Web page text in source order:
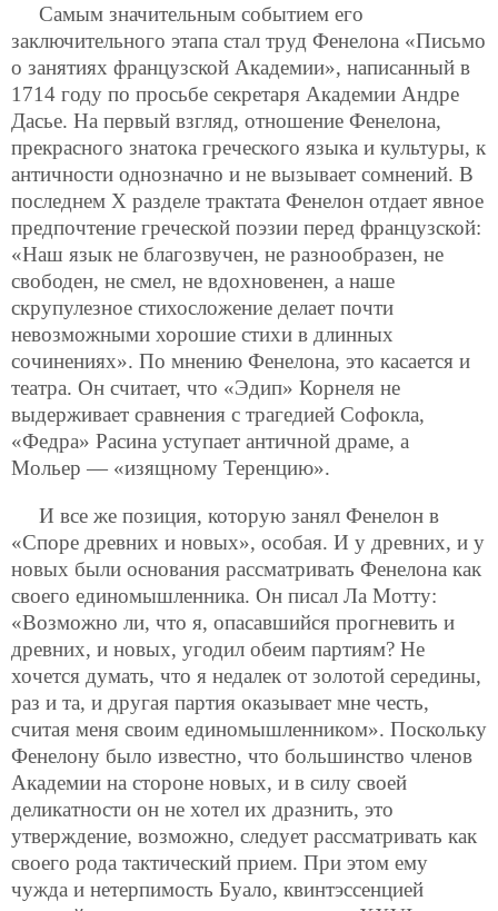
Самым значительным событием его
заключительного этапа стал труд Фенелона «Письмо
о занятиях французской Академии», написанный в
1714 году по просьбе секретаря Академии Андре
Дасье. На первый взгляд, отношение Фенелона,
прекрасного знатока греческого языка и культуры, к
античности однозначно и не вызывает сомнений. В
последнем X разделе трактата Фенелон отдает явное
предпочтение греческой поэзии перед французской:
«Наш язык не благозвучен, не разнообразен, не
свободен, не смел, не вдохновенен, а наше
скрупулезное стихосложение делает почти
невозможными хорошие стихи в длинных
сочинениях». По мнению Фенелона, это касается и
театра. Он считает, что «Эдип» Корнеля не
выдерживает сравнения с трагедией Софокла,
«Федра» Расина уступает античной драме, а
Мольер — «изящному Теренцию».
И все же позиция, которую занял Фенелон в
«Споре древних и новых», особая. И у древних, и у
новых были основания рассматривать Фенелона как
своего единомышленника. Он писал Ла Мотту:
«Возможно ли, что я, опасавшийся прогневить и
древних, и новых, угодил обеим партиям? Не
хочется думать, что я недалек от золотой середины,
раз и та, и другая партия оказывает мне честь,
считая меня своим единомышленником». Поскольку
Фенелону было известно, что большинство членов
Академии на стороне новых, и в силу своей
деликатности он не хотел их дразнить, это
утверждение, возможно, следует рассматривать как
своего рода тактический прием. При этом ему
чужда и нетерпимость Буало, квинтэссенцией